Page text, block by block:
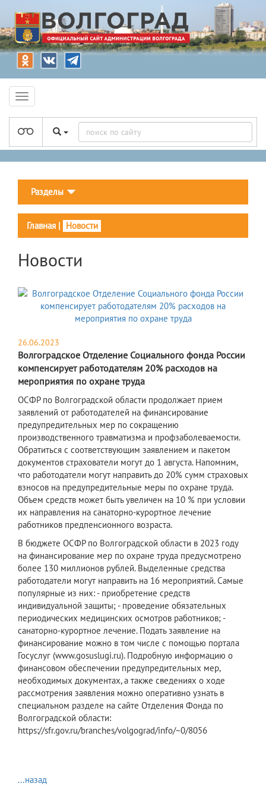
Разделы
Главная | Новости
Новости
26.06.2023
Волгоградское Отделение Социального фонда России
компенсирует работодателям 20% расходов на
мероприятия по охране труда
ОСФР по Волгоградской области продолжает прием
заявлений от работодателей на финансирование
предупредительных мер по сокращению
производственного травматизма и профзаболеваемости.
Обратиться с соответствующим заявлением и пакетом
документов страхователи могут до 1 августа. Напомним,
что работодатели могут направить до 20% сумм страховых
взносов на предупредительные меры по охране труда.
Объем средств может быть увеличен на 10 % при условии
их направления на санаторно-курортное лечение
работников предпенсионного возраста.
В бюджете ОСФР по Волгоградской области в 2023 году
на финансирование мер по охране труда предусмотрено
более 130 миллионов рублей. Выделенные средства
работодатели могут направить на 16 мероприятий. Самые
популярные из них: - приобретение средств
индивидуальной защиты; - проведение обязательных
периодических медицинских осмотров работников; -
санаторно-курортное лечение. Подать заявление на
финансирование можно в том числе с помощью портала
Госуслуг (www.gosuslugi.ru). Подробную информацию о
финансовом обеспечении предупредительных мер,
необходимых документах, а также сведениях о ходе
рассмотрения заявления можно оперативно узнать в
специальном разделе на сайте Отделения Фонда по
Волгоградской области:
https://sfr.gov.ru/branches/volgograd/info/~0/8056
...назад